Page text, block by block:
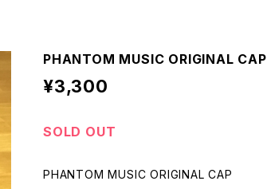
PHANTOM MUSIC ORIGINAL CAP
¥3,300
SOLD OUT
PHANTOM MUSIC ORIGINAL CAP